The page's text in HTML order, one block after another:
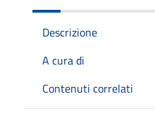
Descrizione
A cura di
Contenuti correlati